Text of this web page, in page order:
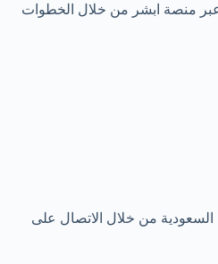
عبر منصة ابشر من خلال الخطوات
السعودية من خلال الاتصال على